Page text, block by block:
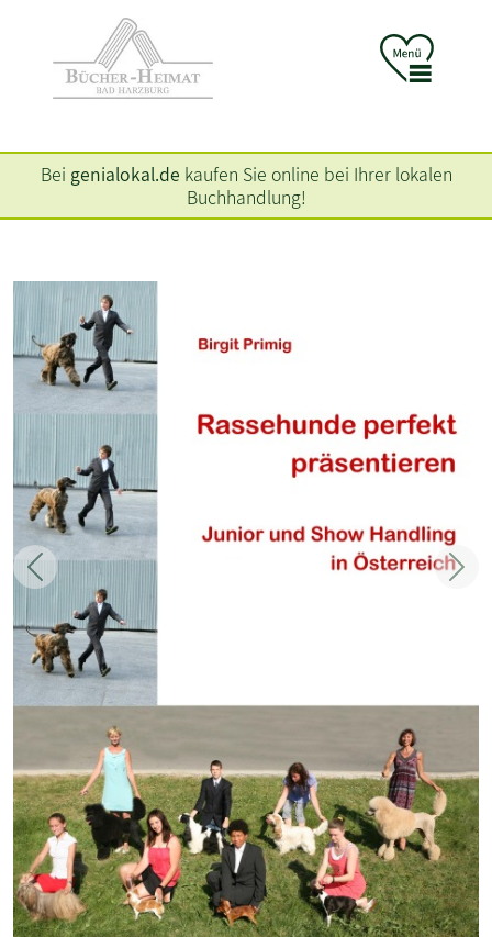
Bei genialokal.de kaufen Sie online bei Ihrer lokalen
Buchhandlung!
Zurück